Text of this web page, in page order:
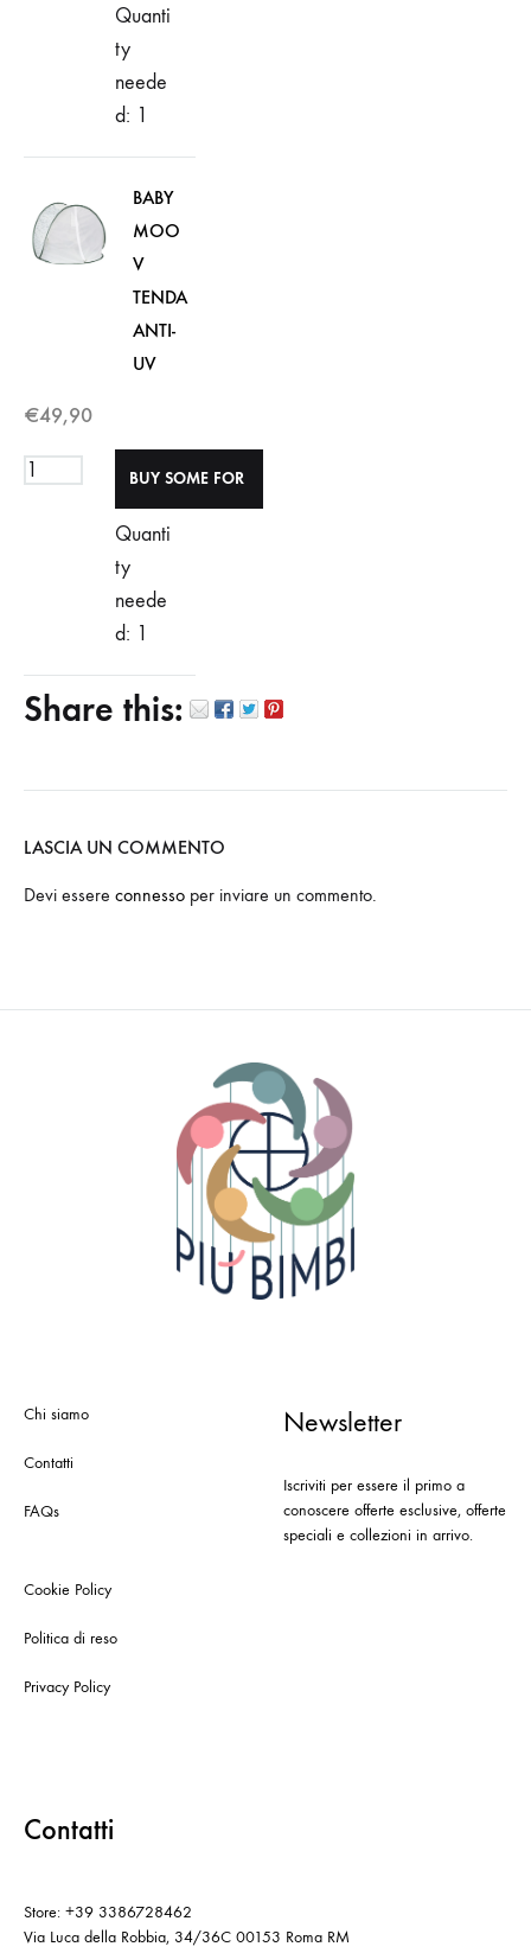
Quanti
ty
neede
d: 1
BABY
MOO
V
TENDA
ANTI-
UV
€49,90
Quanti
ty
neede
d: 1
Share this:
LASCIA UN COMMENTO
Devi essere connesso per inviare un commento.
Chi siamo
Contatti
FAQs
Cookie Policy
Politica di reso
Privacy Policy
Newsletter
Iscriviti per essere il primo a
conoscere offerte esclusive, offerte
speciali e collezioni in arrivo.
Contatti
Store: +39 3386728462
Via Luca della Robbia, 34/36C 00153 Roma RM